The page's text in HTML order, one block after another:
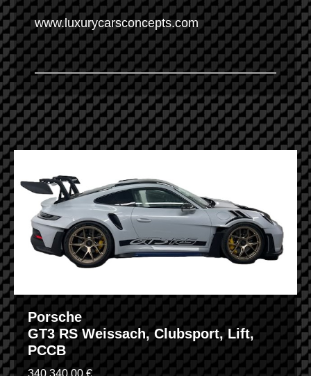
www.luxurycarsconcepts.com
Porsche
GT3 RS Weissach, Clubsport, Lift,
PCCB
340.340,00 €